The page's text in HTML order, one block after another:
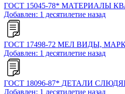
ГОСТ 15045-78* МАТЕРИАЛЫ
Добавлен: 1 десятилетие назад
ГОСТ 17498-72 МЕЛ ВИДЫ,
Добавлен: 1 десятилетие назад
ГОСТ 18096-87* ДЕТАЛИ
Добавлен: 1 десятилетие назад